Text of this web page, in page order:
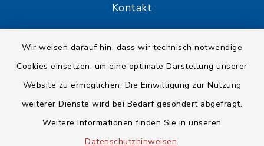
Wir weisen darauf hin, dass wir technisch notwendige
Cookies einsetzen, um eine optimale Darstellung unserer
Website zu ermöglichen. Die Einwilligung zur Nutzung
weiterer Dienste wird bei Bedarf gesondert abgefragt.
Weitere Informationen finden Sie in unseren
Datenschutzhinweisen.
Kontakt
Datenschutz
Impressum
Sitemap